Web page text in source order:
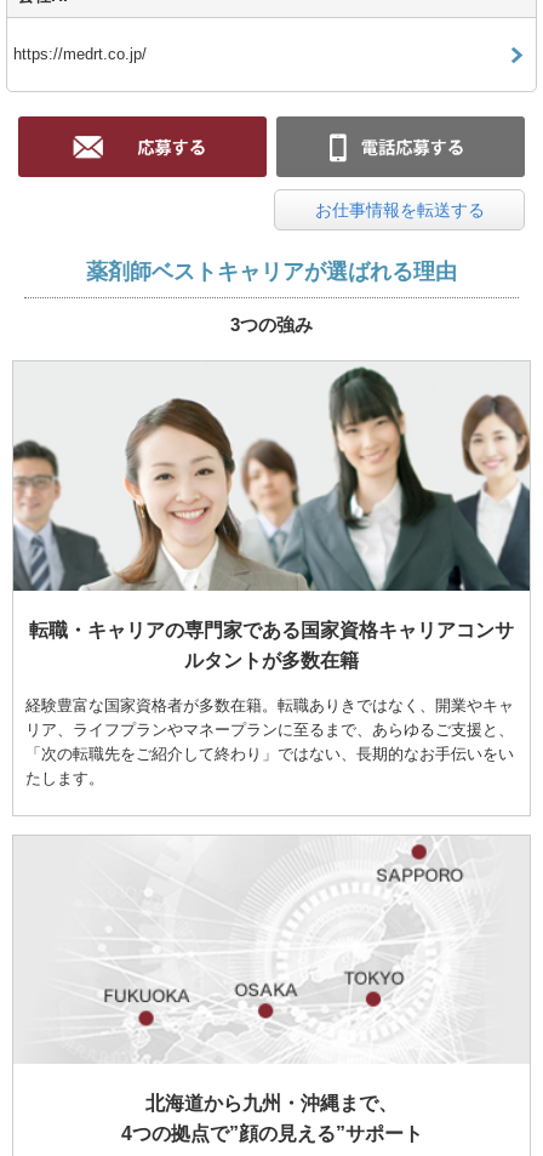
https://medrt.co.jp/
お仕事情報を転送する
薬剤師ベストキャリアが選ばれる理由
3つの強み
転職・キャリアの専門家である国家資格キャリアコンサ
ルタントが多数在籍
経験豊富な国家資格者が多数在籍。転職ありきではなく、開業やキャ
リア、ライフプランやマネープランに至るまで、あらゆるご支援と、
「次の転職先をご紹介して終わり」ではない、長期的なお手伝いをい
たします。
北海道から九州・沖縄まで、
4つの拠点で”顔の見える”サポート